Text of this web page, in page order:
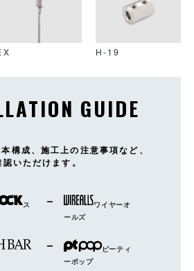
H-19
GUIDE
構成、施工上の注意事項など、
いただけます。
ス
ワイヤーオ
ールズ
ピーティ
ーポップ